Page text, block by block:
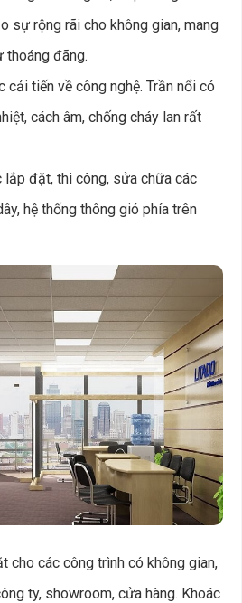
sự rộng rãi cho không gian, mang
thoáng đãng.
cải tiến về công nghệ. Trần nổi có
cách âm, chống cháy lan rất
lắp đặt, thi công, sửa chữa các
hệ thống thông gió phía trên
cho các công trình có không gian,
ty, showroom, cửa hàng. Khoác